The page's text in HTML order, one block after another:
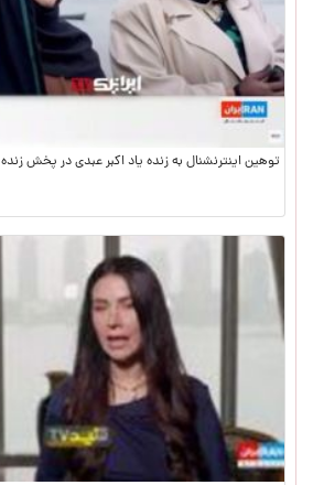
توهین اینترنشنال به زنده یاد اکبر عبدی در پخش زنده